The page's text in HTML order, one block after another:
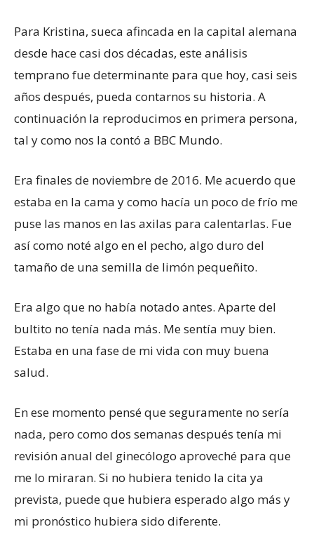
Para Kristina, sueca afincada en la capital alemana
desde hace casi dos décadas, este análisis
temprano fue determinante para que hoy, casi seis
años después, pueda contarnos su historia. A
continuación la reproducimos en primera persona,
tal y como nos la contó a BBC Mundo.
Era finales de noviembre de 2016. Me acuerdo que
estaba en la cama y como hacía un poco de frío me
puse las manos en las axilas para calentarlas. Fue
así como noté algo en el pecho, algo duro del
tamaño de una semilla de limón pequeñito.
Era algo que no había notado antes. Aparte del
bultito no tenía nada más. Me sentía muy bien.
Estaba en una fase de mi vida con muy buena
salud.
En ese momento pensé que seguramente no sería
nada, pero como dos semanas después tenía mi
revisión anual del ginecólogo aproveché para que
me lo miraran. Si no hubiera tenido la cita ya
prevista, puede que hubiera esperado algo más y
mi pronóstico hubiera sido diferente.